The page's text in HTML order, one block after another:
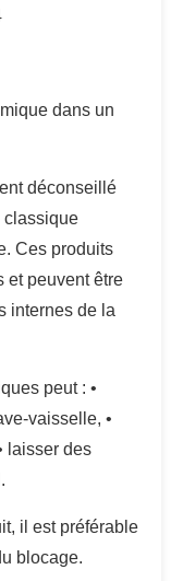
dans un
déconseillé
classique
Ces produits
et peuvent être
internes de la
peut : •
vaisselle, •
laisser des
il est préférable
blocage.